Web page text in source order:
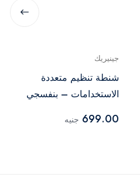
جينيريك
شنطة تنظيم متعددة
الاستخدامات – بنفسجي
699.00 جنيه